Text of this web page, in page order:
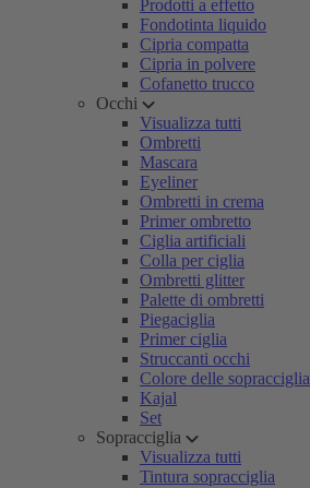
Prodotti a effetto
Fondotinta liquido
Cipria compatta
Cipria in polvere
Cofanetto trucco
Occhi
Visualizza tutti
Ombretti
Mascara
Eyeliner
Ombretti in crema
Primer ombretto
Ciglia artificiali
Colla per ciglia
Ombretti glitter
Palette di ombretti
Piegaciglia
Primer ciglia
Struccanti occhi
Colore delle sopracciglia
Kajal
Set
Sopracciglia
Visualizza tutti
Tintura sopracciglia